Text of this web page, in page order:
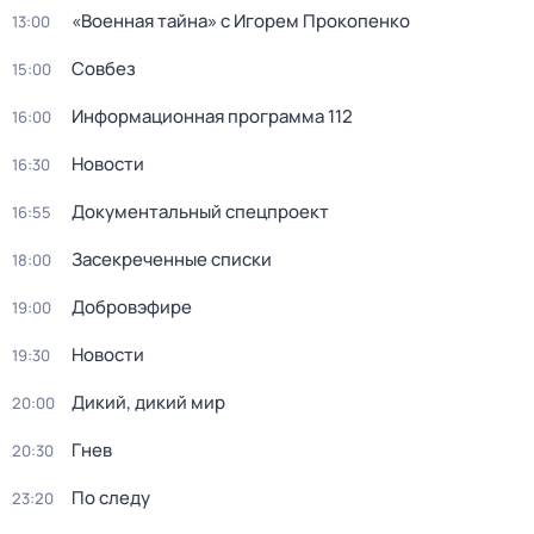
13:00 «Военная тайна» с Игорем Прокопенко
15:00 Совбез
16:00 Информационная программа 112
16:30 Новости
16:55 Докyментальный спецпроeкт
18:00 Заcекрeченные списки
19:00 Добровэфире
19:30 Новости
20:00 Дикий, дикий мир
20:30 Гнев
23:20
По следу